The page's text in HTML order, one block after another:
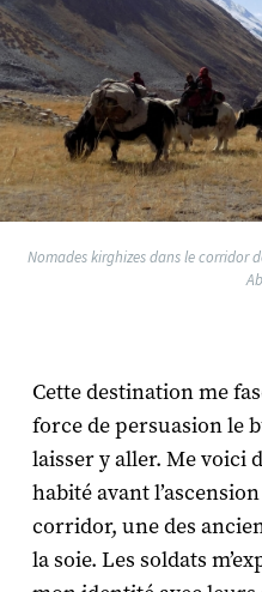
Nomades kirghizes dans le corridor
Cette destination me
force de persuasion le
laisser y aller. Me voici
habité avant
corridor, une des
la soie. Les soldats